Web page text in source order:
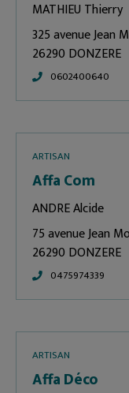
MATHIEU Thierry
325 avenue Jean
26290 DONZERE
0602400640
ARTISAN
Affa Com
ANDRE Alcide
75 avenue Jean
26290 DONZERE
0475974339
ARTISAN
Affa Déco